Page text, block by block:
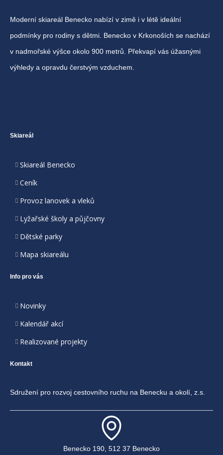
Moderní skiareál Benecko nabízí v zimě i v létě ideální
podmínky pro rodiny s dětmi. Benecko v Krkonoších se nachází
v nadmořské výšce okolo 900 metrů. Překvapí vás úžasnými
výhledy a opravdu čerstvým vzduchem.
Skiareál
Skiareál Benecko
Ceník
Provoz lanovek a vleků
Lyžařské školy a půjčovny
Dětské parky
Mapa skiareálu
Info pro vás
Novinky
Kalendář akcí
Realizované projekty
Kontakt
Sdružení pro rozvoj cestovního ruchu na Benecku a okolí, z.s.
Benecko 190, 512 37 Benecko